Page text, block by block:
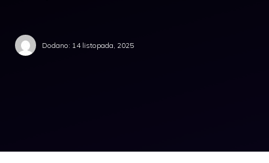
Dodano: 14 listopada, 2025